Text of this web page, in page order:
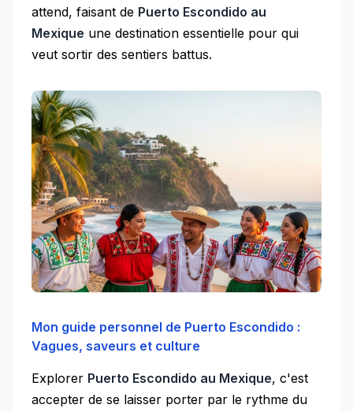
attend, faisant de Puerto Escondido au
Mexique une destination essentielle pour qui
veut sortir des sentiers battus.
Mon guide personnel de Puerto Escondido :
Vagues, saveurs et culture
Explorer Puerto Escondido au Mexique, c'est
accepter de se laisser porter par le rythme du